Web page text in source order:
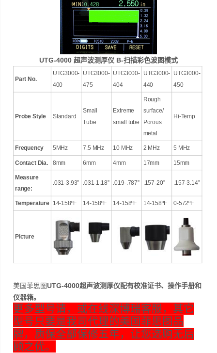
UTG-4000 超声波测厚仪 B-扫描彩色波图模式
Part No.
UTG3000-
400
UTG3000-
475
UTG3000-
404
UTG3000-
440
UTG3000-
450
Probe Style Standard
Small
Tube
Extreme
small tube
Rough
surface/
Porous
metal
Hi-Temp
Frequency 5MHz 7.5 MHz 10 MHz 2 MHz 5 MHz
Contact Dia. 8mm 6mm 4mm 17mm 15mm
Measure
range:
.031-3.93” .031-1.18” .019-.787” .157-20” .157-3.14”
Temperature 14-158ºF 14-158ºF 14-158ºF 14-158ºF 0-572ºF
Picture
美国菲思图UTG-4000超声波测厚仪配有校准证书、操作手册和
仪器箱。
更多型号请，或在线深博瑞客服，其它
型号只要是我司代理的美国菲思图品
牌，质保全部保修五年，让您选购无后
顾之优。